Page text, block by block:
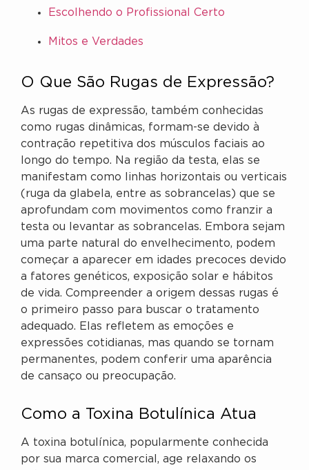
Escolhendo o Profissional Certo
Mitos e Verdades
O Que São Rugas de Expressão?
As rugas de expressão, também conhecidas
como rugas dinâmicas, formam-se devido à
contração repetitiva dos músculos faciais ao
longo do tempo. Na região da testa, elas se
manifestam como linhas horizontais ou verticais
(ruga da glabela, entre as sobrancelas) que se
aprofundam com movimentos como franzir a
testa ou levantar as sobrancelas. Embora sejam
uma parte natural do envelhecimento, podem
começar a aparecer em idades precoces devido
a fatores genéticos, exposição solar e hábitos
de vida. Compreender a origem dessas rugas é
o primeiro passo para buscar o tratamento
adequado. Elas refletem as emoções e
expressões cotidianas, mas quando se tornam
permanentes, podem conferir uma aparência
de cansaço ou preocupação.
Como a Toxina Botulínica Atua
A toxina botulínica, popularmente conhecida
por sua marca comercial, age relaxando os